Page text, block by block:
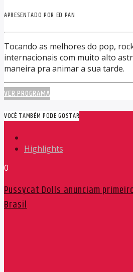
APRESENTADO POR ED PAN
Tocando as melhores do pop,
internacionais com muito alto
maneira pra animar a sua tarde.
VER PROGRAMA
VOCÊ TAMBÉM PODE GOSTAR
Highlights
0
Pussycat Dolls anunciam
Brasil